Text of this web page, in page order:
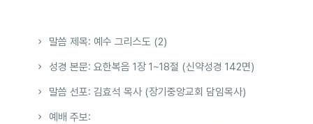
말씀 제목: 예수 그리스도 (2)
성경 본문: 요한복음 1장 1~18절 (신약성경 142면)
말씀 선포: 김효석 목사 (장기중앙교회 담임목사)
예배 주보: